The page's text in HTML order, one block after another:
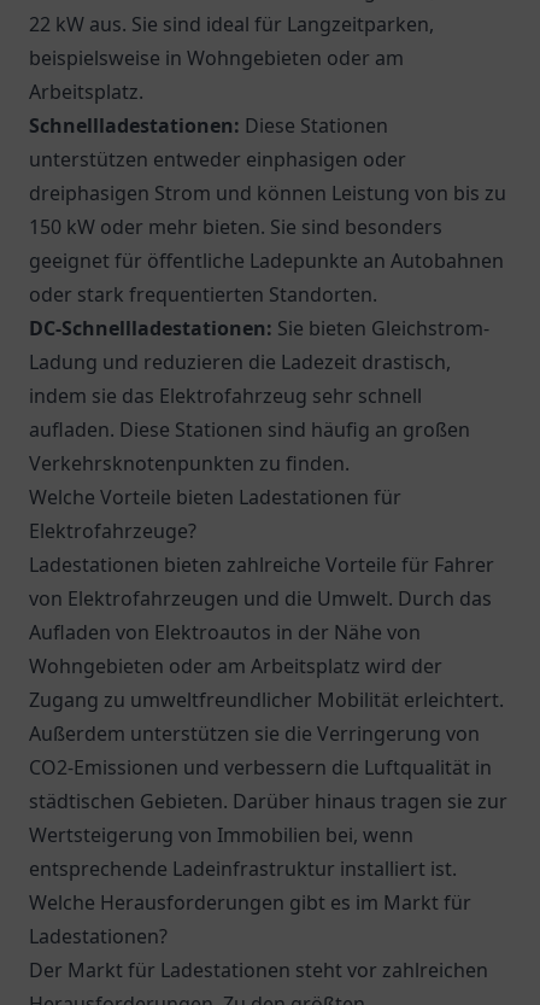
22 kW aus. Sie sind ideal für Langzeitparken,
beispielsweise in Wohngebieten oder am
Arbeitsplatz.
Schnellladestationen: Diese Stationen
unterstützen entweder einphasigen oder
dreiphasigen Strom und können Leistung von bis zu
150 kW oder mehr bieten. Sie sind besonders
geeignet für öffentliche Ladepunkte an Autobahnen
oder stark frequentierten Standorten.
DC-Schnellladestationen: Sie bieten Gleichstrom-
Ladung und reduzieren die Ladezeit drastisch,
indem sie das Elektrofahrzeug sehr schnell
aufladen. Diese Stationen sind häufig an großen
Verkehrsknotenpunkten zu finden.
Welche Vorteile bieten Ladestationen für
Elektrofahrzeuge?
Ladestationen bieten zahlreiche Vorteile für Fahrer
von Elektrofahrzeugen und die Umwelt. Durch das
Aufladen von Elektroautos in der Nähe von
Wohngebieten oder am Arbeitsplatz wird der
Zugang zu umweltfreundlicher Mobilität erleichtert.
Außerdem unterstützen sie die Verringerung von
CO2-Emissionen und verbessern die Luftqualität in
städtischen Gebieten. Darüber hinaus tragen sie zur
Wertsteigerung von Immobilien bei, wenn
entsprechende Ladeinfrastruktur installiert ist.
Welche Herausforderungen gibt es im Markt für
Ladestationen?
Der Markt für Ladestationen steht vor zahlreichen